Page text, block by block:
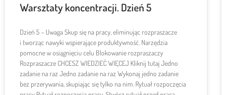
Warsztaty koncentracji. Dzień 5
Dzień 5 – Uwaga Skup się na pracy, eliminując rozpraszacze
i tworząc nawyki wspierające produktywność. Narzędzia
pomocne w osiągnięciu celu Blokowanie rozpraszaczy
Rozpraszacze CHCESZ WIEDZIEĆ WIĘCEJ Kliknij tutaj Jedno
zadanie na raz Jedno zadanie na raz Wykonaj jedno zadanie
bez przerywania, skupiając się tylko na nim. Rytuał rozpoczęcia